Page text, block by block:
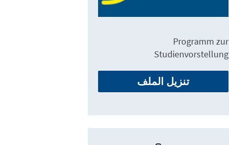
Programm zur
Studienvorstellung
تنزيل الملف